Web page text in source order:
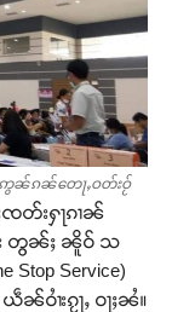
ႇ ဢွၼ်ၵၼ်တေႃႇဝတ်းဝႂ်
ၸတ်းႁႃၵၢၼ်
း တွၼ်ႈ ၼိူဝ် သ
Service)
ဝၢႆးၵႂႃႇ ဝႃႈၼႆ။